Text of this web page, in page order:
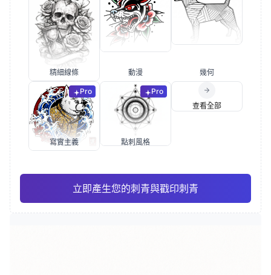
精細線條 動漫 幾何
Pro
寫實主義
Pro
點刺風格
查看全部
立即產生您的刺青與戳印刺青